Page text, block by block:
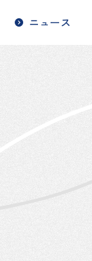
ニュース